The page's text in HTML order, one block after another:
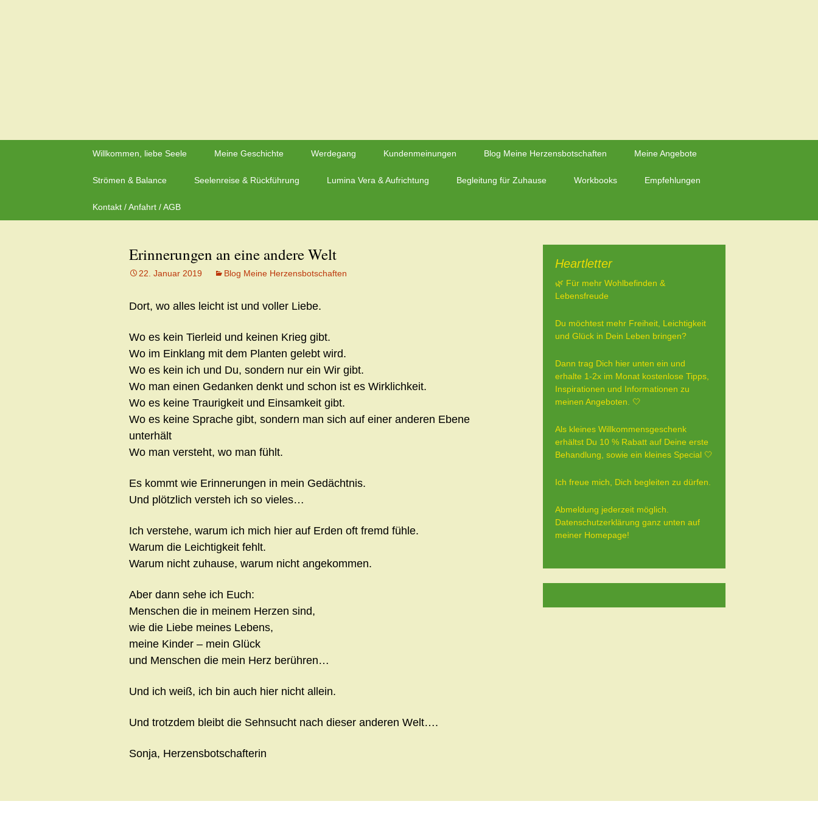
Willkommen, liebe Seele Meine Geschichte Werdegang Kundenmeinungen Blog Meine Herzensbotschaften Meine Angebote
Strömen & Balance Seelenreise & Rückführung Lumina Vera & Aufrichtung Begleitung für Zuhause Workbooks Empfehlungen
Kontakt / Anfahrt / AGB
Erinnerungen an eine andere Welt
22. Januar 2019 Blog Meine Herzensbotschaften
Dort, wo alles leicht ist und voller Liebe.
Wo es kein Tierleid und keinen Krieg gibt.
Wo im Einklang mit dem Planten gelebt wird.
Wo es kein ich und Du, sondern nur ein Wir gibt.
Wo man einen Gedanken denkt und schon ist es Wirklichkeit.
Wo es keine Traurigkeit und Einsamkeit gibt.
Wo es keine Sprache gibt, sondern man sich auf einer anderen Ebene
unterhält
Wo man versteht, wo man fühlt.
Es kommt wie Erinnerungen in mein Gedächtnis.
Und plötzlich versteh ich so vieles…
Ich verstehe, warum ich mich hier auf Erden oft fremd fühle.
Warum die Leichtigkeit fehlt.
Warum nicht zuhause, warum nicht angekommen.
Aber dann sehe ich Euch:
Menschen die in meinem Herzen sind,
wie die Liebe meines Lebens,
meine Kinder – mein Glück
und Menschen die mein Herz berühren…
Und ich weiß, ich bin auch hier nicht allein.
Und trotzdem bleibt die Sehnsucht nach dieser anderen Welt….
Sonja, Herzensbotschafterin
Heartletter
🌿 Für mehr Wohlbefinden &
Lebensfreude
Du möchtest mehr Freiheit, Leichtigkeit
und Glück in Dein Leben bringen?
Dann trag Dich hier unten ein und
erhalte 1-2x im Monat kostenlose Tipps,
Inspirationen und Informationen zu
meinen Angeboten. 🤍
Als kleines Willkommensgeschenk
erhältst Du 10 % Rabatt auf Deine erste
Behandlung, sowie ein kleines Special 🤍
Ich freue mich, Dich begleiten zu dürfen.
Abmeldung jederzeit möglich.
Datenschutzerklärung ganz unten auf
meiner Homepage!